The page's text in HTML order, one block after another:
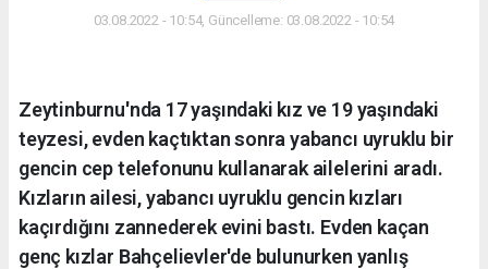
03.08.2022 - 10:54, Güncelleme: 03.08.2022 - 10:54
Zeytinburnu'nda 17 yaşındaki kız ve 19 yaşındaki
teyzesi, evden kaçtıktan sonra yabancı uyruklu bir
gencin cep telefonunu kullanarak ailelerini aradı.
Kızların ailesi, yabancı uyruklu gencin kızları
kaçırdığını zannederek evini bastı. Evden kaçan
genç kızlar Bahçelievler'de bulunurken yanlış